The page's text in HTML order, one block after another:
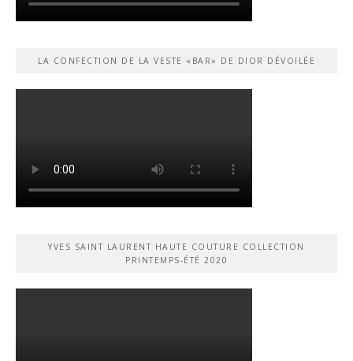
LA CONFECTION DE LA VESTE «BAR» DE DIOR DÉVOILÉE
YVES SAINT LAURENT HAUTE COUTURE COLLECTION
PRINTEMPS-ÉTÉ 2020